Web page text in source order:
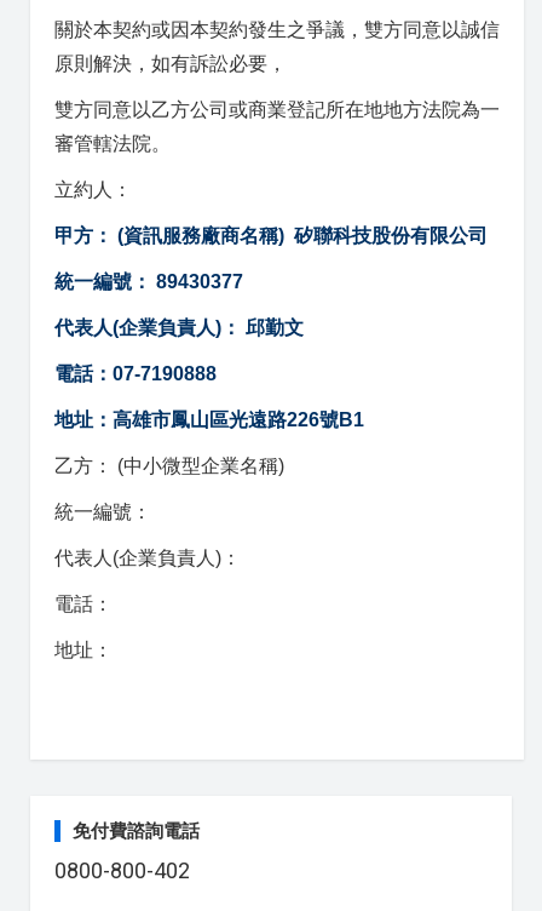
關於本契約或因本契約發生之爭議，雙方同意以誠信
原則解決，如有訴訟必要，
雙方同意以乙方公司或商業登記所在地地方法院為一
審管轄法院。
立約人：
甲方： (資訊服務廠商名稱) 矽聯科技股份有限公司
統一編號： 89430377
代表人(企業負責人)： 邱勤文
電話：07-7190888
地址：高雄市鳳山區光遠路226號B1
乙方： (中小微型企業名稱)
統一編號：
代表人(企業負責人)：
電話：
地址：
免付費諮詢電話
0800-800-402